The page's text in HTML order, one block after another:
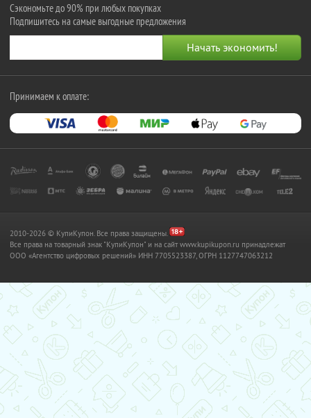
Сэкономьте до 90% при любых покупках
Подпишитесь на самые выгодные предложения
Принимаем к оплате:
2010-2026 © КупиКупон. Все права защищены.
Все права на товарный знак "КупиКупон" и на сайт www.kupikupon.ru принадлежат
OOO «Агентство цифровых решений» ИНН 7705523387, ОГРН 1127747063212